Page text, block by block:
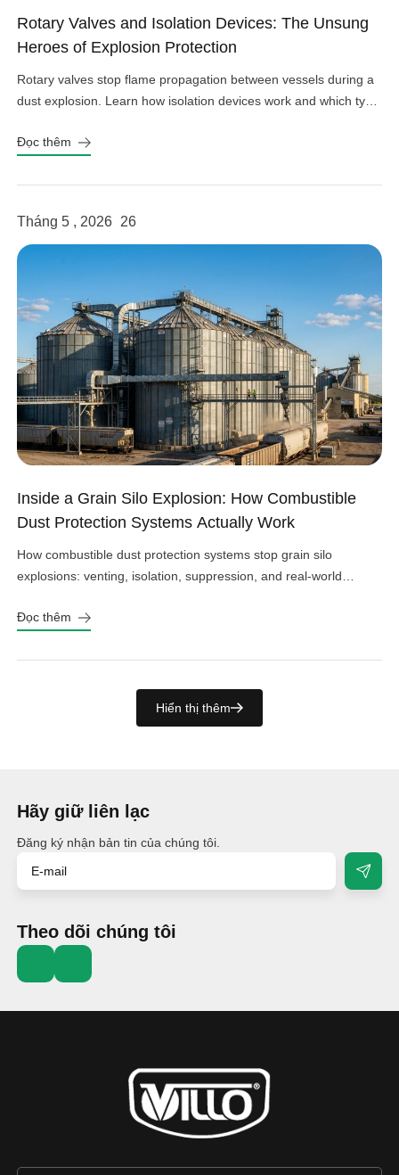
Rotary Valves and Isolation Devices: The Unsung
Heroes of Explosion Protection
Rotary valves stop flame propagation between vessels during a
dust explosion. Learn how isolation devices work and which type
Đọc thêm
Tháng 5 , 2026 26
Inside a Grain Silo Explosion: How Combustible
Dust Protection Systems Actually Work
How combustible dust protection systems stop grain silo
explosions: venting, isolation, suppression, and real-world
Đọc thêm
Hiển thị thêm
Hãy giữ liên lạc
Đăng ký nhận bản tin của chúng tôi.
Theo dõi chúng tôi